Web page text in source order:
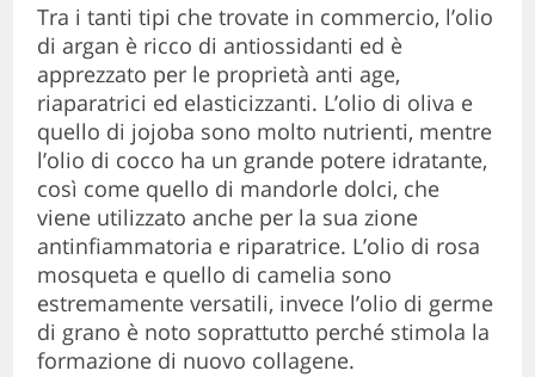
Tra i tanti tipi che trovate in commercio, l’olio
di argan è ricco di antiossidanti ed è
apprezzato per le proprietà anti age,
riaparatrici ed elasticizzanti. L’olio di oliva e
quello di jojoba sono molto nutrienti, mentre
l’olio di cocco ha un grande potere idratante,
così come quello di mandorle dolci, che
viene utilizzato anche per la sua zione
antinfiammatoria e riparatrice. L’olio di rosa
mosqueta e quello di camelia sono
estremamente versatili, invece l’olio di germe
di grano è noto soprattutto perché stimola la
formazione di nuovo collagene.